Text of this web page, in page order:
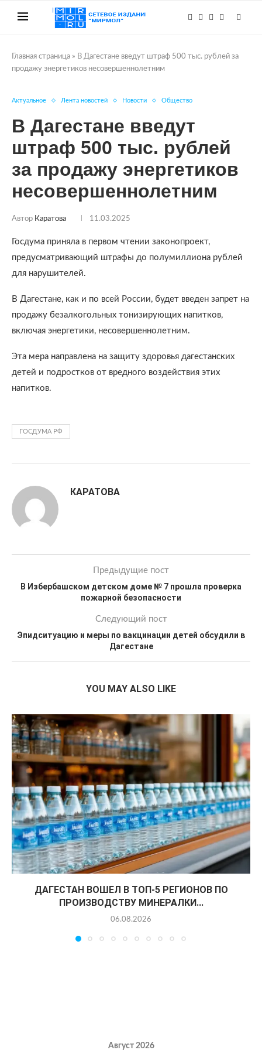
Главная страница » В Дагестане введут штраф 500 тыс. рублей за
продажу энергетиков несовершеннолетним
Актуальное Лента новостей Новости Общество
В Дагестане введут
штраф 500 тыс. рублей
за продажу энергетиков
несовершеннолетним
Автор Каратова 11.03.2025
Госдума приняла в первом чтении законопроект,
предусматривающий штрафы до полумиллиона рублей
для нарушителей.
В Дагестане, как и по всей России, будет введен запрет на
продажу безалкогольных тонизирующих напитков,
включая энергетики, несовершеннолетним.
Эта мера направлена на защиту здоровья дагестанских
детей и подростков от вредного воздействия этих
напитков.
ГОСДУМА РФ
КАРАТОВА
Предыдущие пост
В Избербашском детском доме № 7 прошла проверка
пожарной безопасности
Следующий пост
Эпидситуацию и меры по вакцинации детей обсудили в
Дагестане
YOU MAY ALSO LIKE
ДАГЕСТАН ВОШЕЛ В ТОП-5 РЕГИОНОВ ПО
ПРОИЗВОДСТВУ МИНЕРАЛКИ...
06.08.2026
Август 2026